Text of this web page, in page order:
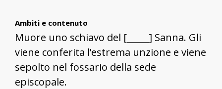
Ambiti e contenuto
Muore uno schiavo del [_____] Sanna. Gli
viene conferita l’estrema unzione e viene
sepolto nel fossario della sede
episcopale.